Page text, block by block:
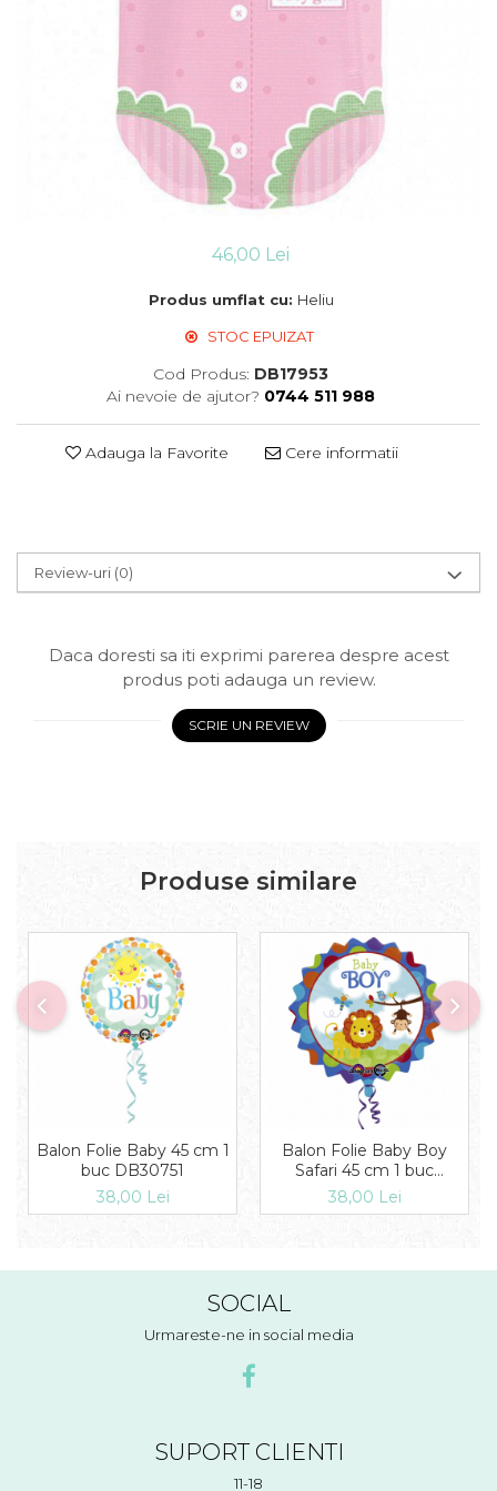
Accesorii Baloane
46,00 Lei
Produs umflat cu: Heliu
STOC EPUIZAT
Cod Produs: DB17953
Ai nevoie de ajutor? 0744 511 988
Adauga la Favorite Cere informatii
Review-uri (0)
Daca doresti sa iti exprimi parerea despre acest
produs poti adauga un review.
SCRIE UN REVIEW
Produse similare
Balon Folie Baby 45 cm 1
buc DB30751
38,00 Lei
Balon Folie Baby Boy
Safari 45 cm 1 buc
DB2684501
38,00 Lei
SOCIAL
Urmareste-ne in social media
SUPORT CLIENTI
11-18